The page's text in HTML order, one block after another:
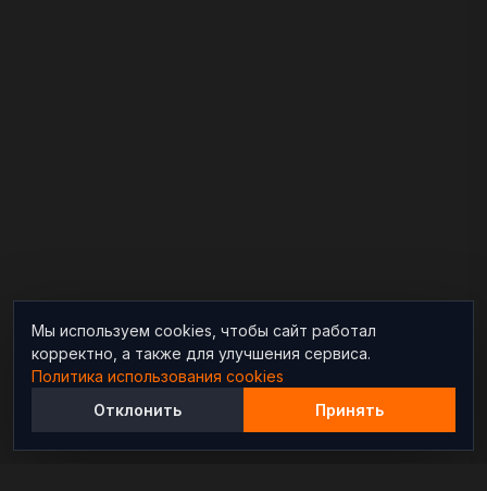
Мы используем cookies, чтобы сайт работал
корректно, а также для улучшения сервиса.
Политика использования cookies
Отклонить
Принять